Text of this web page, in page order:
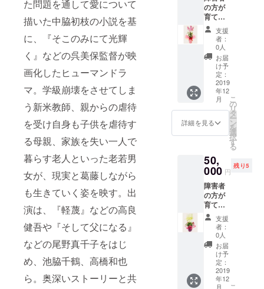
た問題を通して愛について
描いた中脇初枝の小説を基
に、『そこのみにて光輝
く』などの呉美保監督が映
画化したヒューマンドラ
マ。学級崩壊をさせてしま
う新米教師、親からの虐待
を受け自身も子供を虐待す
る母親、家族を失い一人で
暮らす老人といった老若男
女が、現実と葛藤しながら
も生きていく姿を映す。出
演は、『軽蔑』などの高良
健吾や『そして父になる』
などの尾野真千子をはじ
め、池脇千鶴、高橋和也
ら。奥深いストーリーと共
ださ
い。
の方が
育てら
れた花
になり
ます。
支援
者：
0人
お届
け予
定：
2019
年12
月
詳細を見る
こ
の
リ
タ
ー
ン
を
選
択
す
る
50,
000 円
残り5
障害者
の方が
育てら
れた花
になり
ます。
支援
者：
0人
お届
け予
定：
2019
年12
月